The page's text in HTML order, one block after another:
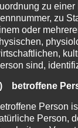
zu
zu
oder
sind,
betroffene
Person
Person,